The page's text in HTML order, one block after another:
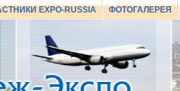
EXPO-RUSSIA ФОТОГАЛЕРЕЯ